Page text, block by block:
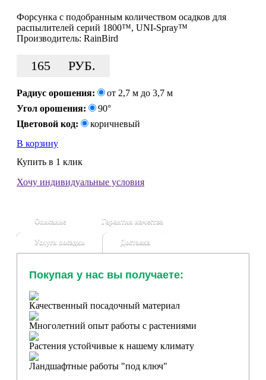
Форсунка с подобранным количеством осадков для
распылителей серий 1800™, UNI-Spray™
Производитель: RainBird
165 РУБ.
Радиус орошения:
от 2,7 м до 3,7 м
Угол орошения:
90°
Цветовой код:
коричневый
В корзину
Купить в 1 клик
Хочу индивидуальные условия
Описание Гарантия качества
Услуги посадки Доставка
Покупая у нас вы получаете:
Качественный посадочный материал
Многолетний опыт работы с растениями
Растения устойчивые к нашему климату
Ландшафтные работы "под ключ"